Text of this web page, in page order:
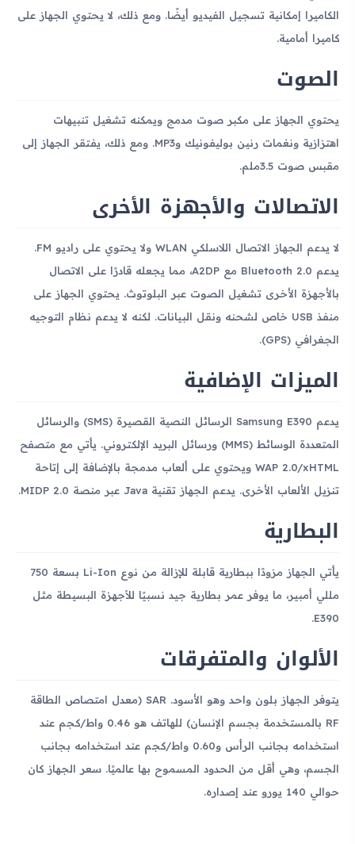
الكاميرا إمكانية تسجيل الفيديو أيضًا. ومع ذلك، لا يحتوي الجهاز على
كاميرا أمامية.
الصوت
يحتوي الجهاز على مكبر صوت مدمج ويمكنه تشغيل تنبيهات
اهتزازية ونغمات رنين بوليفونيك وMP3. ومع ذلك، يفتقر الجهاز إلى
مقبس صوت 3.5ملم.
الاتصالات والأجهزة الأخرى
لا يدعم الجهاز الاتصال اللاسلكي WLAN ولا يحتوي على راديو FM.
يدعم Bluetooth 2.0 مع A2DP، مما يجعله قادرًا على الاتصال
بالأجهزة الأخرى تشغيل الصوت عبر البلوتوث. يحتوي الجهاز على
منفذ USB خاص لشحنه ونقل البيانات. لكنه لا يدعم نظام التوجيه
الجغرافي (GPS).
الميزات الإضافية
يدعم Samsung E390 الرسائل النصية القصيرة (SMS) والرسائل
المتعددة الوسائط (MMS) ورسائل البريد الإلكتروني. يأتي مع متصفح
WAP 2.0/xHTML ويحتوي على ألعاب مدمجة بالإضافة إلى إتاحة
تنزيل الألعاب الأخرى. يدعم الجهاز تقنية Java عبر منصة MIDP 2.0.
البطارية
يأتي الجهاز مزودًا ببطارية قابلة للإزالة من نوع Li-Ion بسعة 750
مللي أمبير، ما يوفر عمر بطارية جيد نسبيًا للأجهزة البسيطة مثل
E390.
الألوان والمتفرقات
يتوفر الجهاز بلون واحد وهو الأسود. SAR (معدل امتصاص الطاقة
RF بالمستخدمة بجسم الإنسان) للهاتف هو 0.46 واط/كجم عند
استخدامه بجانب الرأس و0.60 واط/كجم عند استخدامه بجانب
الجسم، وهي أقل من الحدود المسموح بها عالميًا. سعر الجهاز كان
حوالي 140 يورو عند إصداره.